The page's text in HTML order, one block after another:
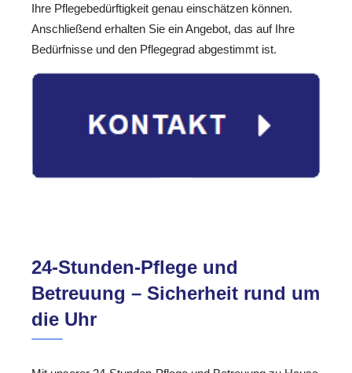
Ihre Pflegebedürftigkeit genau einschätzen können.
Anschließend erhalten Sie ein Angebot, das auf Ihre
Bedürfnisse und den Pflegegrad abgestimmt ist.
24-Stunden-Pflege und
Betreuung – Sicherheit rund um
die Uhr